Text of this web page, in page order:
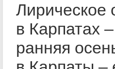
Лирическое
в Карпатах
ранняя